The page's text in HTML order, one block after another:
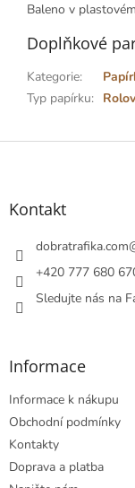
Baleno v
Doplňkové
Kategorie:
Typ papírku:
Z
Kontakt
dobratrafika.com
+420 777 680
Sledujte nás na
Informace
Informace k nákupu
Obchodní podmínky
Kontakty
Doprava a platba